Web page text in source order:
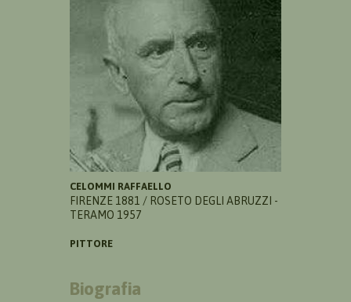
CELOMMI RAFFAELLO
FIRENZE 1881 / ROSETO DEGLI ABRUZZI -
TERAMO 1957
PITTORE
Biografia